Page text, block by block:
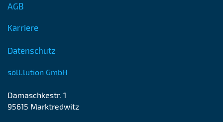
AGB
Karriere
Datenschutz
söll.lution GmbH
Damaschkestr. 1
95615 Marktredwitz